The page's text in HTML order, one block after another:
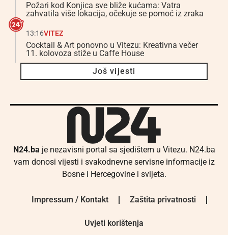
Požari kod Konjica sve bliže kućama: Vatra
zahvatila više lokacija, očekuje se pomoć iz zraka
13:16VITEZ
Cocktail & Art ponovno u Vitezu: Kreativna večer
11. kolovoza stiže u Caffe House
Još vijesti
N24.ba je nezavisni portal sa sjedištem u Vitezu. N24.ba
vam donosi vijesti i svakodnevne servisne informacije iz
Bosne i Hercegovine i svijeta.
Impressum / Kontakt Zaštita privatnosti
Uvjeti korištenja